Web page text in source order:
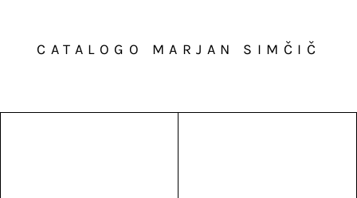
CATALOGO MARJAN SIMČIČ